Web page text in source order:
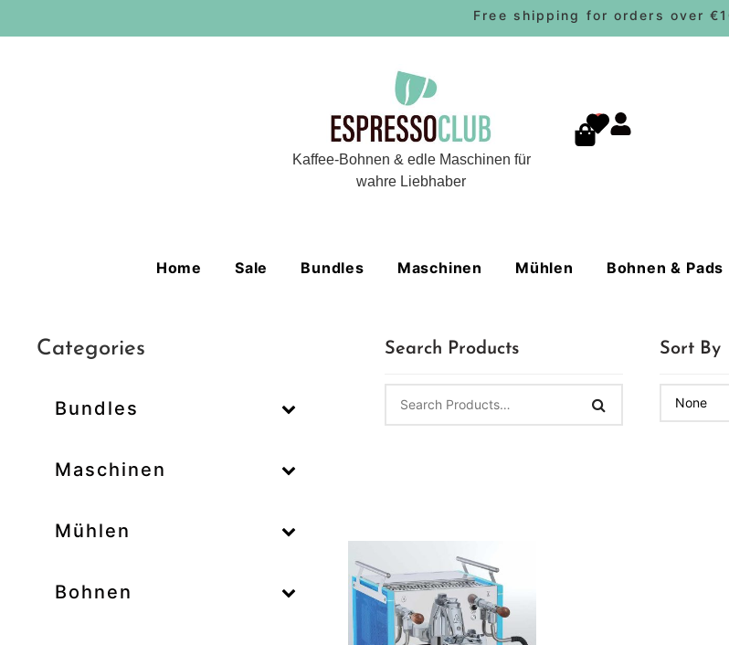
Free shipping for orders over
Kaffee-Bohnen & edle Maschinen für
wahre Liebhaber
0
Home Sale Bundles Maschinen Mühlen Bohnen & Pads
Categories
Bundles
Maschinen
–
Mühlen
–
Bohnen
–
Search Products Sort By
Zum Verkauf(32)